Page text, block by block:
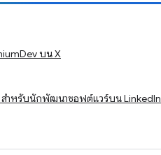
บน X
ำหรับนักพัฒนาซอฟต์แวร์บน LinkedIn